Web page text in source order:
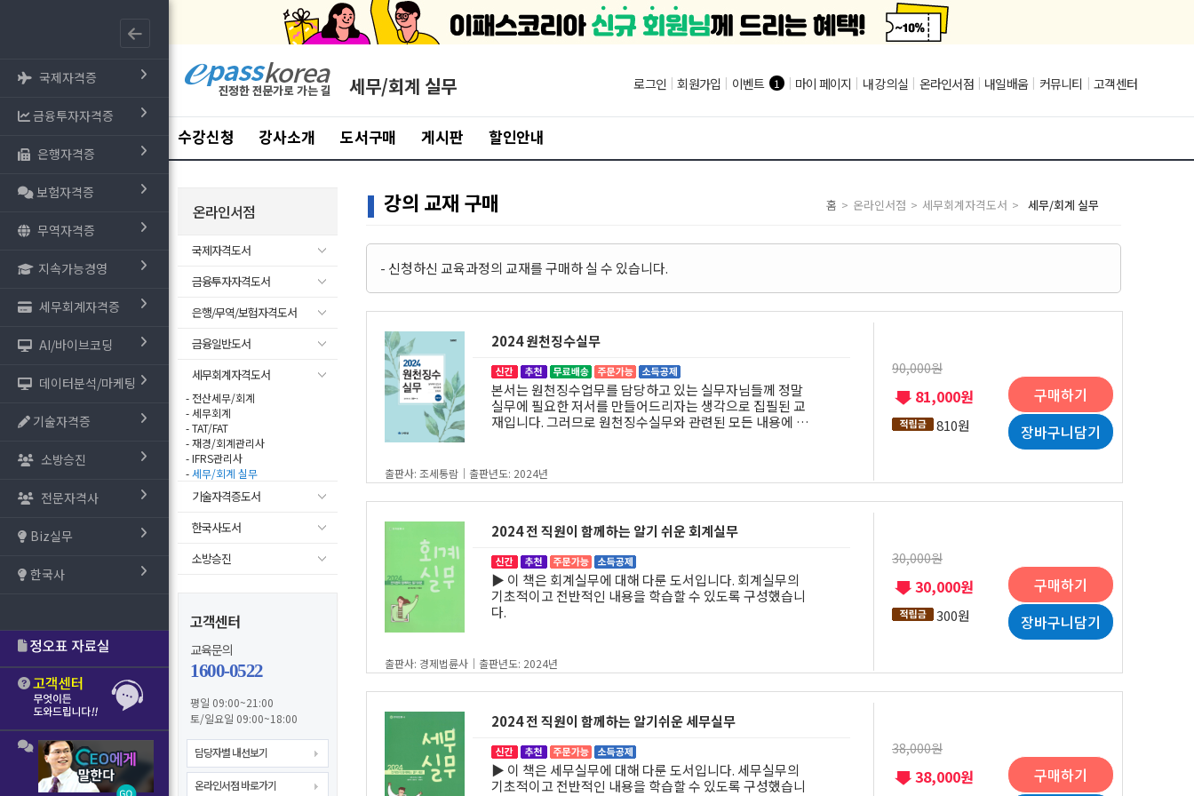
국제자격증
금융투자자격증
은행자격증
보험자격증
무역자격증
지속가능경영
세무회계자격증
AI/바이브코딩
데이터분석/마케팅
기술자격증
소방승진
전문자격사
Biz실무
한국사
세무/회계 실무 로그인 | 회원가입 | 이벤트 1 | 마이 페이지 | 내 강의실 | 온라인서점 | 내일배움 | 커뮤니티 | 고객센터
수강신청 강사소개 도서구매 게시판 할인안내
온라인서점
국제자격도서
금융투자자격도서
은행/무역/보험자격도서
금융일반도서
세무회계자격도서
- 전산세무/회계
- 세무회계
- TAT/FAT
- 재경/회계관리사
- IFRS관리사
-세무/회계 실무
기술자격증도서
한국사도서
소방승진
고객센터
교육문의
1600-0522
평일 09:00~21:00
토/일요일 09:00~18:00
담당자별 내선보기
온라인서점 바로가기
강의 교재 구매 홈 > 온라인서점 > 세무회계자격도서 > 세무/회계 실무
- 신청하신 교육과정의 교재를 구매하 실 수 있습니다.
2024 원천징수실무
본서는 원천징수업무를 담당하고 있는 실무자님들께 정말
실무에 필요한 저서를 만들어드리자는 생각으로 집필된 교
재입니다. 그러므로 원천징수실무와 관련된 모든 내용에 대
었습니다. 그 노력이 여러분들께 진심으로 받아들여져 진정
으로 여러분들의 업무에 도움이 되기만을 바랍니다.
출판사: 조세통람｜출판년도: 2024년
90,000원
81,000원
810원
구매하기
장바구니담기
2024 전 직원이 함께하는 알기 쉬운 회계실무
▶ 이 책은 회계실무에 대해 다룬 도서입니다. 회계실무의
기초적이고 전반적인 내용을 학습할 수 있도록 구성했습니
다.
출판사: 경제법륜사｜출판년도: 2024년
30,000원
30,000원
300원
구매하기
장바구니담기
2024 전 직원이 함께하는 알기쉬운 세무실무
▶ 이 책은 세무실무에 대해 다룬 도서입니다. 세무실무의
기초적이고 전반적인 내용을 학습할 수 있도록 구성했습니
38,000원
38,000원 구매하기